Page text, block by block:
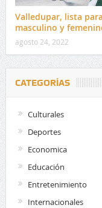
Valledupar, lista
masculino y
agosto 24, 2022
CATEGORÍAS
Culturales
Deportes
Economica
Educación
Entretenimiento
Internacionales